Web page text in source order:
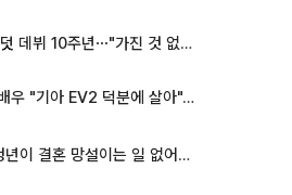
임영웅, 어느덧 데뷔 10주년⋯"가진 것 없던 시절, 내 앞엔 20명의 팬뿐"
'굿 윌 헌팅' 배우 "기아 EV2 덕분에 살아"…교통사고 후 안전성 극찬
李대통령 “청년이 결혼 망설이는 일 없어야...제도상 불이익 조사”